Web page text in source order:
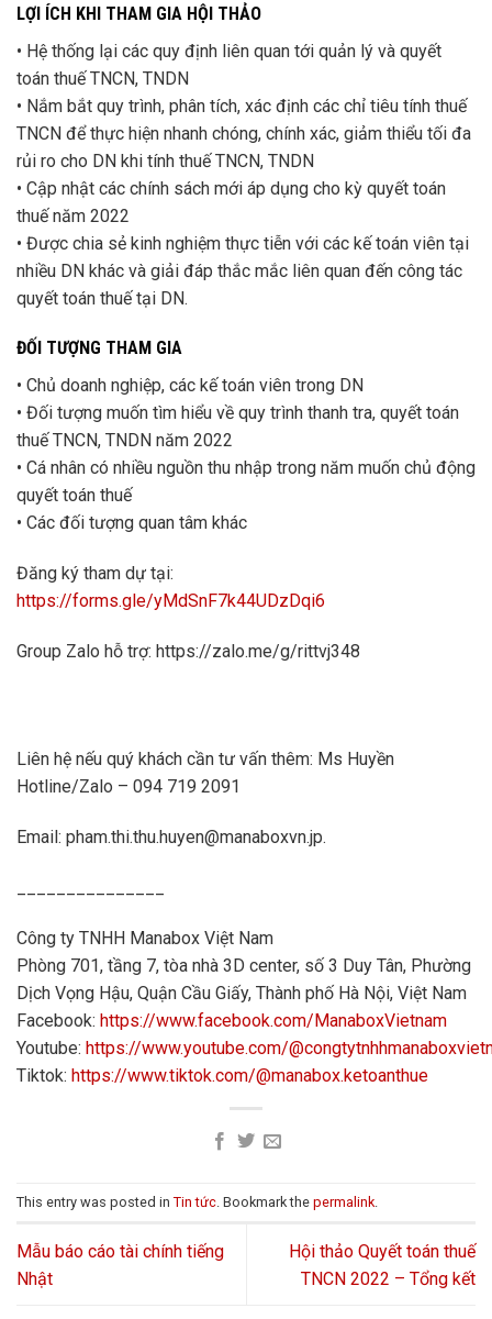
LỢI ÍCH KHI THAM GIA HỘI THẢO
• Hệ thống lại các quy định liên quan tới quản lý và quyết
toán thuế TNCN, TNDN
• Nắm bắt quy trình, phân tích, xác định các chỉ tiêu tính thuế
TNCN để thực hiện nhanh chóng, chính xác, giảm thiểu tối đa
rủi ro cho DN khi tính thuế TNCN, TNDN
• Cập nhật các chính sách mới áp dụng cho kỳ quyết toán
thuế năm 2022
• Được chia sẻ kinh nghiệm thực tiễn với các kế toán viên tại
nhiều DN khác và giải đáp thắc mắc liên quan đến công tác
quyết toán thuế tại DN.
ĐỐI TƯỢNG THAM GIA
• Chủ doanh nghiệp, các kế toán viên trong DN
• Đối tượng muốn tìm hiểu về quy trình thanh tra, quyết toán
thuế TNCN, TNDN năm 2022
• Cá nhân có nhiều nguồn thu nhập trong năm muốn chủ động
quyết toán thuế
• Các đối tượng quan tâm khác
Đăng ký tham dự tại:
https://forms.gle/yMdSnF7k44UDzDqi6
Group Zalo hỗ trợ: https://zalo.me/g/rittvj348
Liên hệ nếu quý khách cần tư vấn thêm: Ms Huyền
Hotline/Zalo – 094 719 2091
Email: pham.thi.thu.huyen@manaboxvn.jp.
Công ty TNHH Manabox Việt Nam
Phòng 701, tầng 7, tòa nhà 3D center, số 3 Duy Tân, Phường
Dịch Vọng Hậu, Quận Cầu Giấy, Thành phố Hà Nội, Việt Nam
Facebook: https://www.facebook.com/ManaboxVietnam
Youtube: https://www.youtube.com/
Tiktok: https://www.tiktok.com/@manabox.ketoanthue
This entry was posted in Tin tức . Bookmark the permalink
Mẫu báo cáo tài chính tiếng
Nhật
Hội thảo Quyết toán thuế
TNCN 2022 – Tổng kết